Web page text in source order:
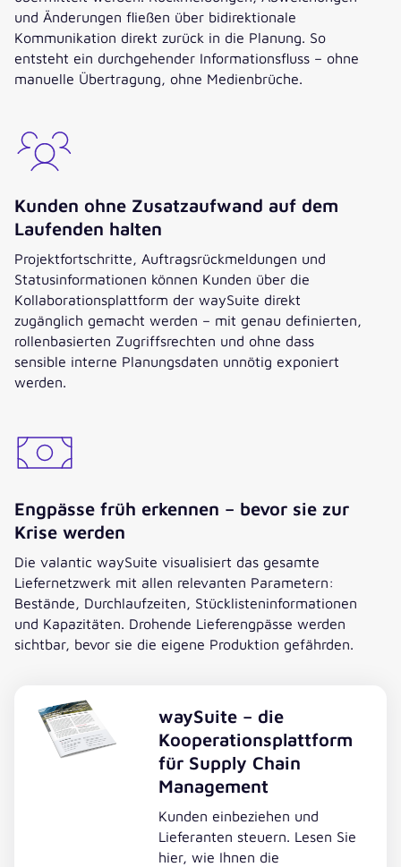
und Änderungen fließen über bidirektionale
Kommunikation direkt zurück in die Planung. So
entsteht ein durchgehender Informationsfluss – ohne
manuelle Übertragung, ohne Medienbrüche.
Kunden ohne Zusatzaufwand auf dem
Laufenden halten
Projektfortschritte, Auftragsrückmeldungen und
Statusinformationen können Kunden über die
Kollaborationsplattform der waySuite direkt
zugänglich gemacht werden – mit genau definierten,
rollenbasierten Zugriffsrechten und ohne dass
sensible interne Planungsdaten unnötig exponiert
werden.
Engpässe früh erkennen – bevor sie zur
Krise werden
Die valantic waySuite visualisiert das gesamte
Liefernetzwerk mit allen relevanten Parametern:
Bestände, Durchlaufzeiten, Stücklisteninformationen
und Kapazitäten. Drohende Lieferengpässe werden
sichtbar, bevor sie die eigene Produktion gefährden.
waySuite – die
Kooperationsplattform
für Supply Chain
Management
Kunden einbeziehen und
Lieferanten steuern. Lesen Sie
hier, wie Ihnen die